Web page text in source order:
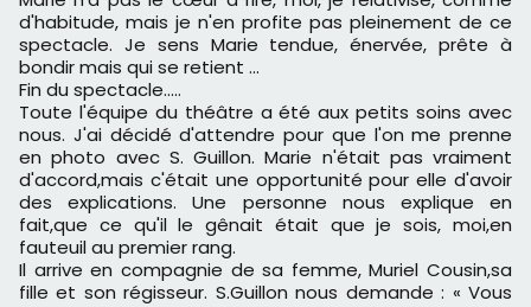
d'habitude, mais je n'en profite pas pleinement de ce
spectacle. Je sens Marie tendue, énervée, prête à
bondir mais qui se retient ...
Fin du spectacle.....
Toute l'équipe du théâtre a été aux petits soins avec
nous. J'ai décidé d'attendre pour que l'on me prenne
en photo avec S. Guillon. Marie n'était pas vraiment
d'accord,mais c'était une opportunité pour elle d'avoir
des explications. Une personne nous explique en
fait,que ce qu'il le gênait était que je sois, moi,en
fauteuil au premier rang.
Il arrive en compagnie de sa femme, Muriel Cousin,sa
fille et son régisseur. S.Guillon nous demande : « Vous